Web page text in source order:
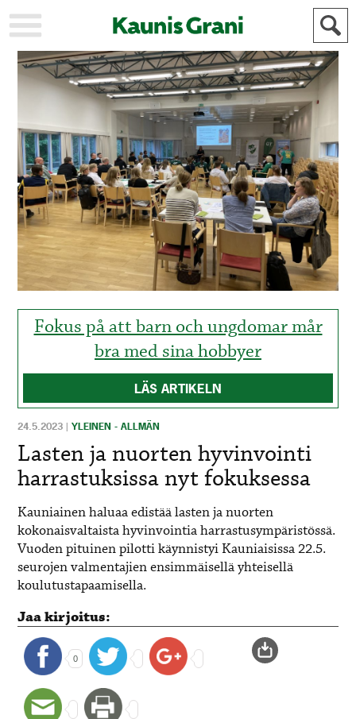
KAUPUNKI
STADEN
AJANKOHTAISTA
AKTUELLT
URHEILU
IDROTT
KULTTUURI
KULTUR
HISTORIA
HISTORIA
YLEINEN
ALLMÄN
MAINOSTAJILLE
FÖR
ANNONSÖRER
Fokus på att barn och ungdomar mår
bra med sina hobbyer
LÄS ARTIKELN
24.5.2023 |YLEINEN - ALLMÄN
Lasten ja nuorten hyvinvointi
harrastuksissa nyt fokuksessa
Kauniainen haluaa edistää lasten ja nuorten
kokonaisvaltaista hyvinvointia harrastusympäristössä.
Vuoden pituinen pilotti käynnistyi Kauniaisissa 22.5.
seurojen valmentajien ensimmäisellä yhteisellä
koulutustapaamisella.
Jaa kirjoitus:
0